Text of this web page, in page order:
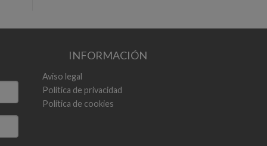
INFORMACIÓN
Aviso legal
Política de privacidad
Política de cookies